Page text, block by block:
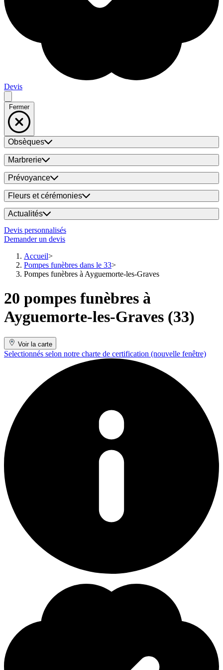
Devis
Fermer
Obsèques
Marbrerie
Prévoyance
Fleurs et cérémonies
Actualités
Devis personnalisés
Demander un devis
Accueil
Pompes funèbres dans le 33
Pompes funèbres à Ayguemorte-les-Graves
20 pompes funèbres à
Ayguemorte-les-Graves (33)
Voir la carte
Selectionnés selon notre charte de certification (nouvelle fenêtre)